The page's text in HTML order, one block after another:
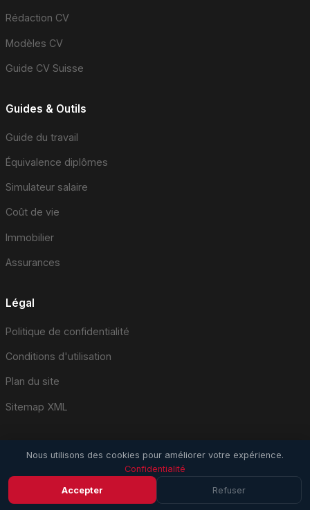
Rédaction CV
Modèles CV
Guide CV Suisse
Guides & Outils
Guide du travail
Équivalence diplômes
Simulateur salaire
Coût de vie
Immobilier
Assurances
Légal
Politique de confidentialité
Conditions d'utilisation
Plan du site
Sitemap XML
© 2026 EmploiSuisse.com. Tous droits réservés.
Nous utilisons des cookies pour améliorer votre expérience.
Confidentialité
Accepter Refuser